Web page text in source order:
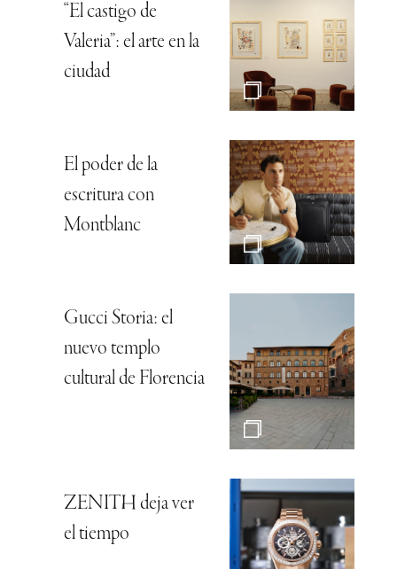
“El castigo de
Valeria”: el arte en la
ciudad
El poder de la
escritura con
Montblanc
Gucci Storia: el
nuevo templo
cultural de Florencia
ZENITH deja ver
el tiempo